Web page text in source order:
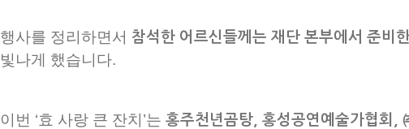
행사를 정리하면서 참석한 어르신들께는 재단 본부에서 준비
빛나게 했습니다.
이번 ‘효 사랑 큰 잔치’는 홍주천년곰탕, 홍성공연예술가협회,